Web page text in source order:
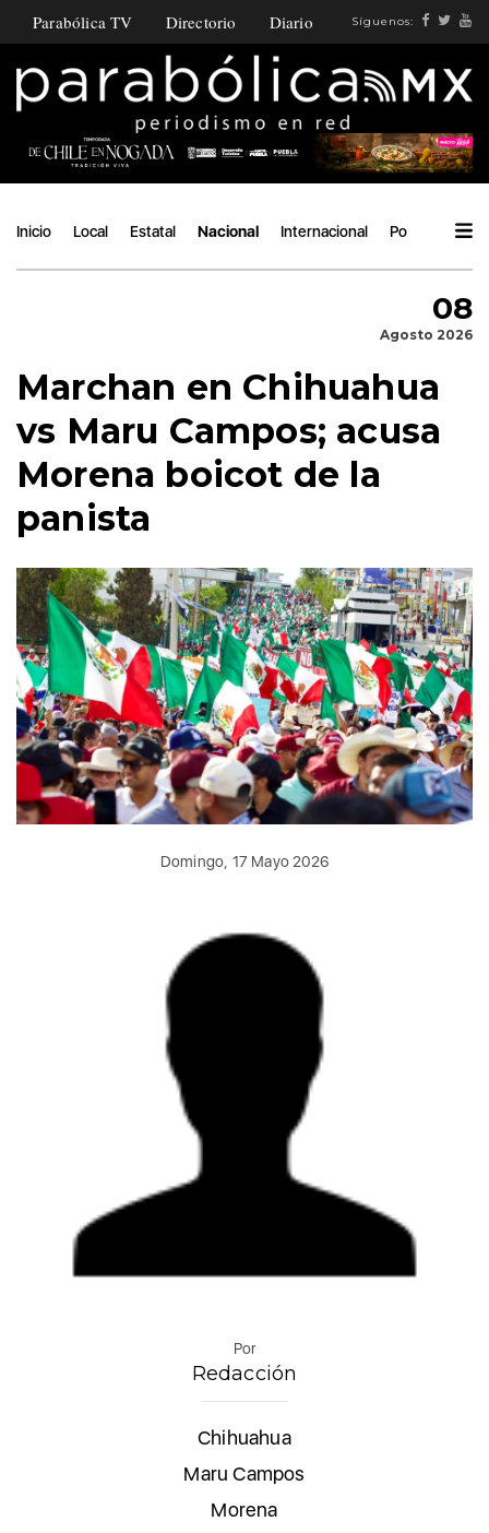
Parabólica TV Directorio Diario Síguenos:
Inicio Local Estatal Nacional Internacional Política
08
Agosto 2026
Marchan en Chihuahua
vs Maru Campos; acusa
Morena boicot de la
panista
Domingo, 17 Mayo 2026
Por
Redacción
Chihuahua
Maru Campos
Morena